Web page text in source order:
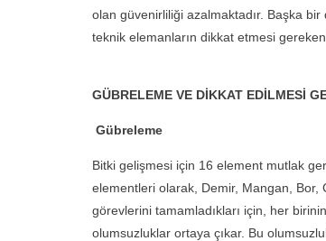
olan güvenirliliği azalmaktadır. Başka bir
teknik elemanların dikkat etmesi gereken
GÜBRELEME VE DİKKAT EDİLMESİ
Gübreleme
Bitki gelişmesi için 16 element mutlak
elementleri olarak, Demir, Mangan, Bor,
görevlerini tamamladıkları için, her
olumsuzluklar ortaya çıkar. Bu